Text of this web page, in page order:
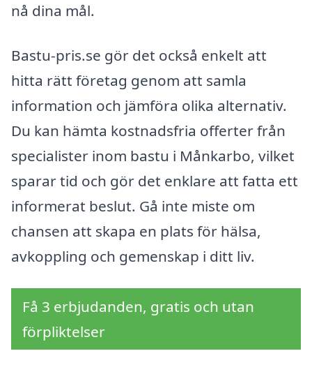
nå dina mål.
Bastu-pris.se gör det också enkelt att
hitta rätt företag genom att samla
information och jämföra olika alternativ.
Du kan hämta kostnadsfria offerter från
specialister inom bastu i Månkarbo, vilket
sparar tid och gör det enklare att fatta ett
informerat beslut. Gå inte miste om
chansen att skapa en plats för hälsa,
avkoppling och gemenskap i ditt liv.
Få 3 erbjudanden, gratis och utan
förpliktelser